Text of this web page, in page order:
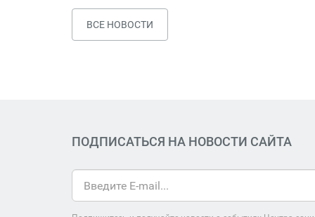
ВСЕ НОВОСТИ
ПОДПИСАТЬСЯ НА НОВОСТИ САЙТА